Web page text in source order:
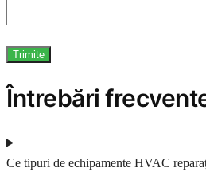
Întrebări
Ce tipuri de echipamente HVAC